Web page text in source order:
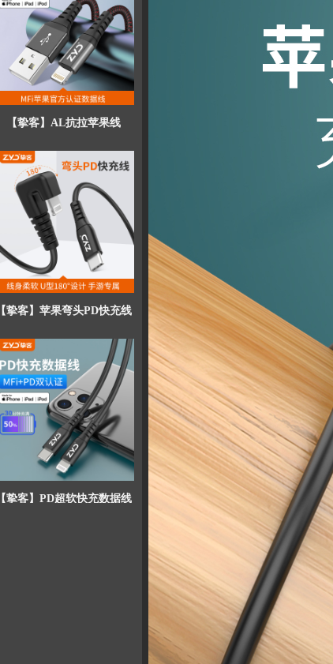
【挚客】AL抗拉苹果线
【挚客】苹果弯头PD快充线
【挚客】PD超软快充数据线